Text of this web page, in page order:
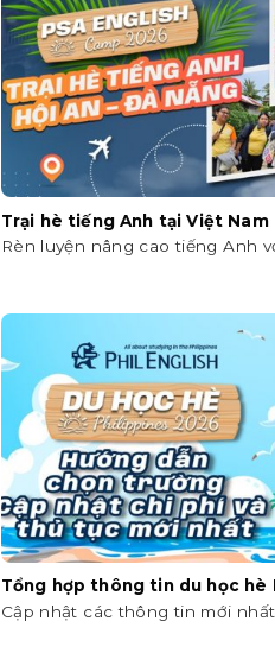
Trại hè tiếng Anh tại Việt Nam
Rèn luyện nâng cao tiếng Anh
Tổng hợp thông tin du học
Cập nhật các thông tin mới